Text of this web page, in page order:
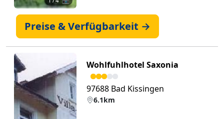
Preise & Verfügbarkeit →
Wohlfuhlhotel Saxonia
97688 Bad Kissingen
6.1km